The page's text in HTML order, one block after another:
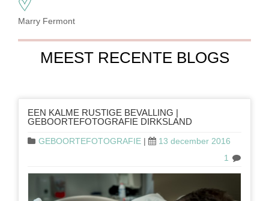
Marry Fermont
MEEST RECENTE BLOGS
EEN KALME RUSTIGE BEVALLING |
GEBOORTEFOTOGRAFIE DIRKSLAND
GEBOORTEFOTOGRAFIE |
13 december 2016
1